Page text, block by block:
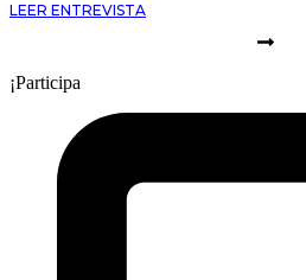
LEER ENTREVISTA
¡Participa